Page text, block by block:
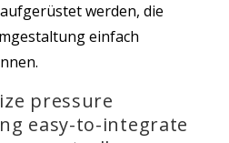
werden, die
einfach
pressure
easy-to-integrate